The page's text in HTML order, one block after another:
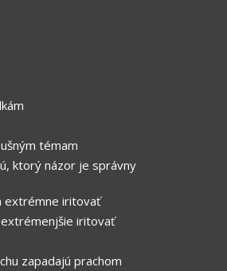
témam
ktorý názor je správny
extrémne iritovať
iritovať
zapadajú prachom